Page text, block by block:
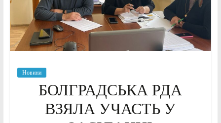
Новини
БОЛГРАДСЬКА РДА
ВЗЯЛА УЧАСТЬ У